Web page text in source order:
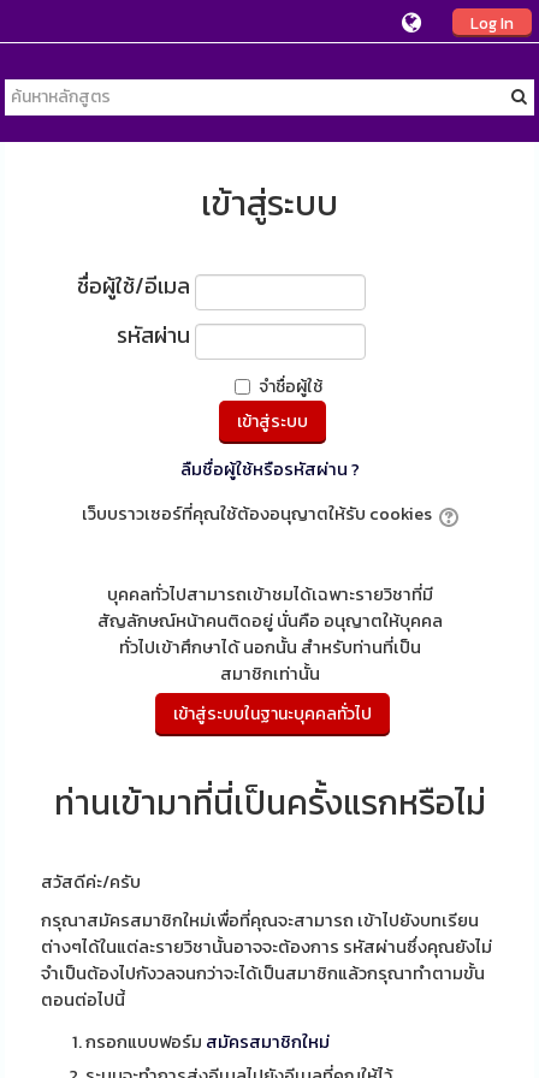
Log In
เข้าสู่ระบบ
ชื่อผู้ใช้/อีเมล
รหัสผ่าน
จำชื่อผู้ใช้
ลืมชื่อผู้ใช้หรือรหัสผ่าน ?
เว็บบราวเซอร์ที่คุณใช้ต้องอนุญาตให้รับ cookies
บุคคลทั่วไปสามารถเข้าชมได้เฉพาะรายวิชาที่มี
สัญลักษณ์หน้าคนติดอยู่ นั่นคือ อนุญาตให้บุคคล
ทั่วไปเข้าศึกษาได้ นอกนั้น สำหรับท่านที่เป็น
สมาชิกเท่านั้น
ท่านเข้ามาที่นี่เป็นครั้งแรกหรือไม่
สวัสดีค่ะ/ครับ
กรุณาสมัครสมาชิกใหม่เพื่อที่คุณจะสามารถ เข้าไปยังบทเรียน
ต่างๆได้ในแต่ละรายวิชานั้นอาจจะต้องการ รหัสผ่านซึ่งคุณยังไม่
จำเป็นต้องไปกังวลจนกว่าจะได้เป็นสมาชิกแล้วกรุณาทำตามขั้น
ตอนต่อไปนี้
กรอกแบบฟอร์ม สมัครสมาชิกใหม่